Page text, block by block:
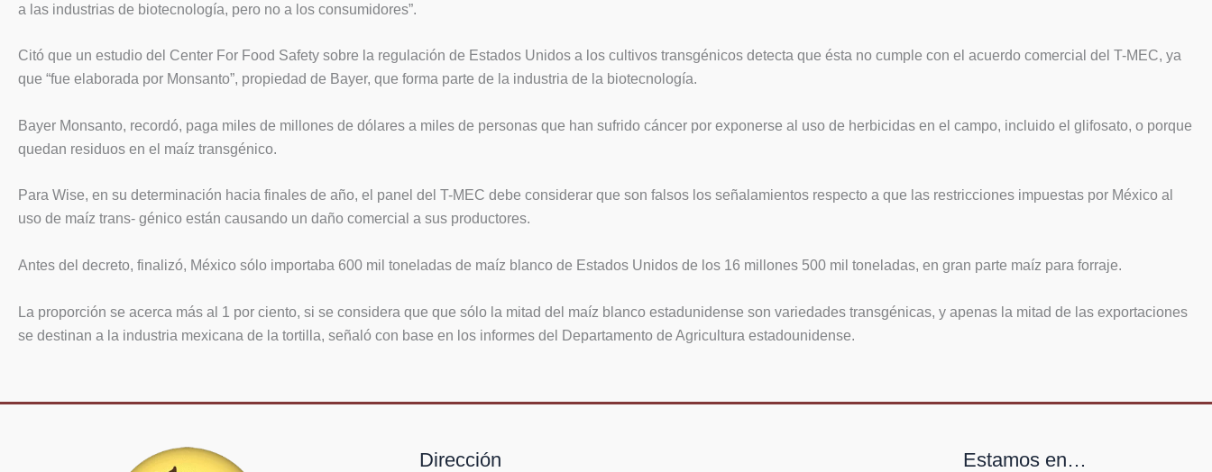
a las industrias de biotecnología, pero no a los consumidores”.
Citó que un estudio del Center For Food Safety sobre la regulación de Estados Unidos a los cultivos transgénicos detecta que ésta no cumple con el acuerdo comercial del T-MEC, ya
que “fue elaborada por Monsanto”, propiedad de Bayer, que forma parte de la industria de la biotecnología.
Bayer Monsanto, recordó, paga miles de millones de dólares a miles de personas que han sufrido cáncer por exponerse al uso de herbicidas en el campo, incluido el glifosato, o porque
quedan residuos en el maíz transgénico.
Para Wise, en su determinación hacia finales de año, el panel del T-MEC debe considerar que son falsos los señalamientos respecto a que las restricciones impuestas por México al
uso de maíz trans- génico están causando un daño comercial a sus productores.
Antes del decreto, finalizó, México sólo importaba 600 mil toneladas de maíz blanco de Estados Unidos de los 16 millones 500 mil toneladas, en gran parte maíz para forraje.
La proporción se acerca más al 1 por ciento, si se considera que que sólo la mitad del maíz blanco estadunidense son variedades transgénicas, y apenas la mitad de las exportaciones
se destinan a la industria mexicana de la tortilla, señaló con base en los informes del Departamento de Agricultura estadounidense.
Dirección Estamos en…